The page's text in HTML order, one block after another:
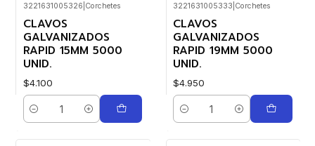
3221631005326 Corchetes
CLAVOS
GALVANIZADOS
RAPID 15MM 5000
UNID.
$4.100
Cantidad
3221631005333 Corchetes
CLAVOS
GALVANIZADOS
RAPID 19MM 5000
UNID.
$4.950
Cantidad